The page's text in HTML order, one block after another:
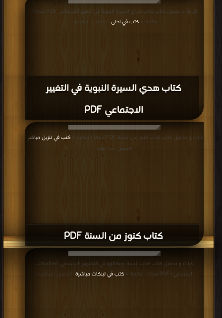
كتاب هدي السيرة النبوية في التغيير
الاجتماعي PDF
قراءة و تحميل كتاب كتاب هدي السيرة النبوية في التغيير الاجتماعي PDF مجانا |
مكتبة > كتب في احلى | التحميل : مرة/مرات
كتاب كنوز من السنة PDF
قراءة و تحميل كتاب كتاب كنوز من السنة PDF مجانا | مكتبة > كتب في تنزيل مباشر
التحميل : مرة/مرات
قراءة و تحميل كتاب كتاب السنة ومكانتها في التشريع الإسلامي (ط المكتب
الإسلامي) PDF مجانا | مكتبة >
كتب في لينكات مباشرة | التحميل : مرة/مرات